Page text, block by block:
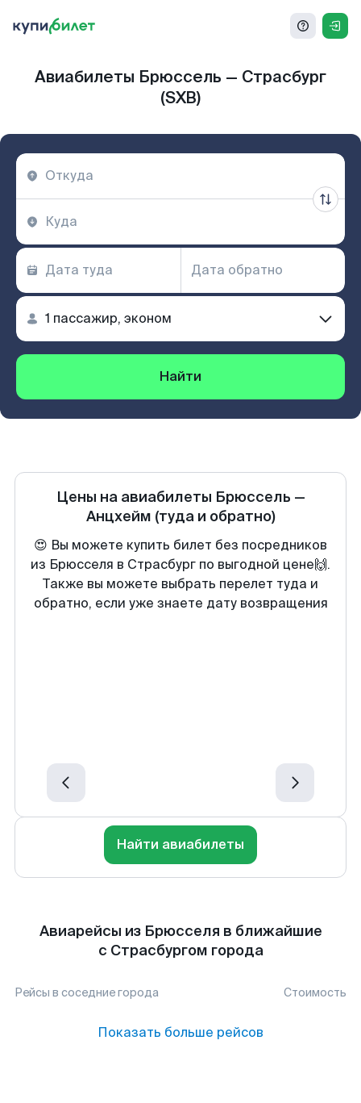
Авиабилеты Брюссель — Страсбург
(SXB)
Найти
Цены на авиабилеты Брюссель —
Анцхейм (туда и обратно)
😍 Вы можете купить билет без посредников
из Брюсселя в Страсбург по выгодной цене🙌.
Также вы можете выбрать перелет туда и
обратно, если уже знаете дату возвращения
Найти авиабилеты
Авиарейсы из Брюсселя в ближайшие
с Страсбургом города
Рейсы в соседние города Стоимость
Показать больше рейсов